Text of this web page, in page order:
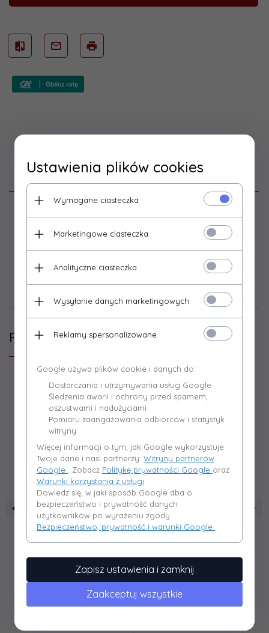
Ustawienia plików cookies
Wymagane ciasteczka
Marketingowe ciasteczka
Analityczne ciasteczka
Wysyłanie danych marketingowych
Reklamy spersonalizowane
Google używa plików cookie i danych do:
Dostarczania i utrzymywania usług Google
Śledzenia awarii i ochrony przed spamem,
oszustwami i nadużyciami
Pomiaru zaangażowania odbiorców i statystyk
witryny
Więcej informacji o tym, jak Google wykorzystuje
Twoje dane i nasi partnerzy: Witryny partnerów
Google
. Zobacz Politykę prywatności Google oraz
Warunki korzystania z usługi
Dowiedz się, w jaki sposób Google dba o
bezpieczeństwo i prywatność danych
użytkowników po wyrażeniu zgody
Bezpieczeństwo, prywatność i warunki Google
Zapisz ustawienia i zamknij
Zaakceptuj wszystkie
Kompletna płyta wyczystki wraz ze
sznurem do kotła KWD Camino 3.
Opinie Klientów
Polecamy
KWD Camino 3 - Człon
Tylny
1100,00 PLN*
KWD Camino 3 - Człon
Przedni
1060,00 PLN*